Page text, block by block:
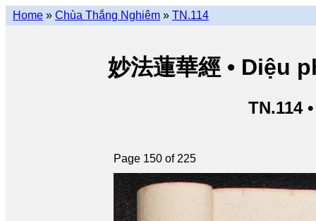
Home » Chùa Thắng Nghiêm » TN.114
妙法蓮華經 • Diệu
TN.114
Page 150 of 225